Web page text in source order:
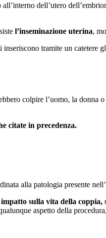
dell’utero
l’inseminazione uterina,
tramite un catetere
colpire l’uomo, la donna
citate in precedenza.
alla patologia presente
sulla vita della coppia,
aspetto della